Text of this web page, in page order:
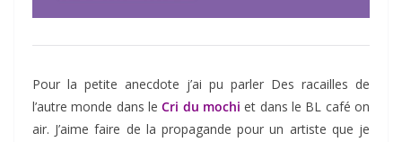
Pour la petite anecdote j’ai pu parler Des racailles de
l’autre monde dans leCri du mochi et dans le BL café on
air. J’aime faire de la propagande pour un artiste que je